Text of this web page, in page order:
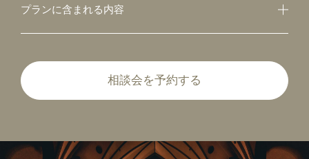
プランに含まれる内容
相談会を予約する